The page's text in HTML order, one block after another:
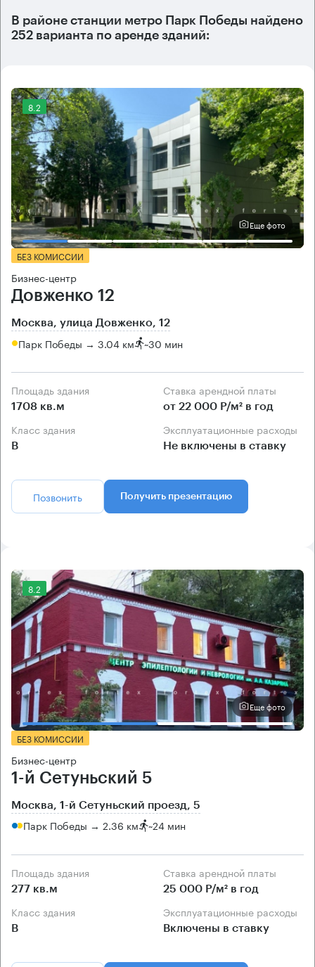
В районе станции метро Парк Победы найдено
252 варианта по аренде зданий:
8.2
Еще фото
БЕЗ КОМИССИИ
Бизнес-центр
Довженко 12
Москва, улица Довженко, 12
Парк Победы → 3.04 км ~30 мин
Площадь здания
1708 кв.м
Ставка арендной платы
от 22 000 Р/м² в год
Класс здания
B
Эксплуатационные расходы
Не включены в ставку
Позвонить Получить презентацию
8.2
Еще фото
БЕЗ КОМИССИИ
Бизнес-центр
1-й Сетуньский 5
Москва, 1-й Сетуньский проезд, 5
Парк Победы → 2.36 км ~24 мин
Площадь здания
277 кв.м
Ставка арендной платы
25 000 Р/м² в год
Класс здания
B
Эксплуатационные расходы
Включены в ставку